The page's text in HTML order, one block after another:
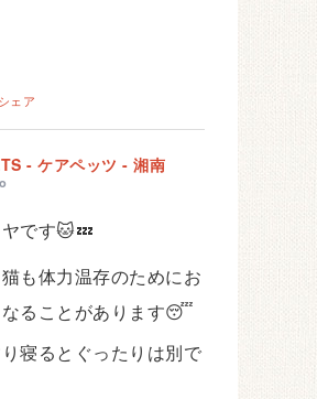
シェア
- ケアペッツ - 湘南
です🐱💤
も体力温存のためにお
ることがあります😴
寝るとぐったりは別で